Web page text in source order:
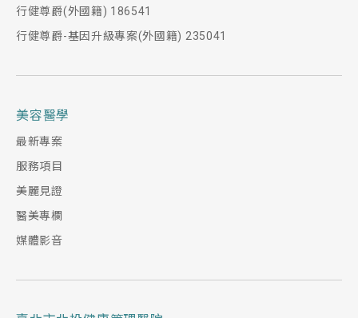
行健尊爵(外國籍) 186541
行健尊爵-基因升級專案(外國籍) 235041
美容醫學
最新專案
服務項目
美麗見證
醫美專欄
媒體影音